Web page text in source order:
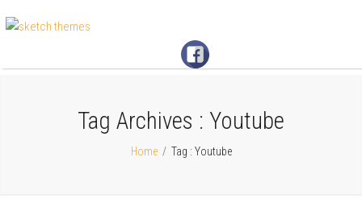
Tag Archives : Youtube
Home / Tag : Youtube